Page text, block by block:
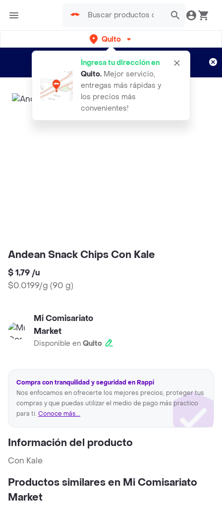
Quito
Ingresa tu dirección en
Quito. Mejor servicio,
entregas más rápidas y
los precios más
convenientes!
envíos gratis por semanas
Aplican TyC
Andean Snack Chips Con Kale
$ 1,79 /u
$0.0199/g (90 g)
Mi Comisariato
Market
Disponible en Quito
Compra con tranquilidad y seguridad en Rappi
Nos enfocamos en ofrecerte los mejores precios, proteger tus
compras y que puedas utilizar el medio de pago más practico
para ti. Conoce más...
Información del producto
Con Kale
Productos similares en Mi Comisariato
Market